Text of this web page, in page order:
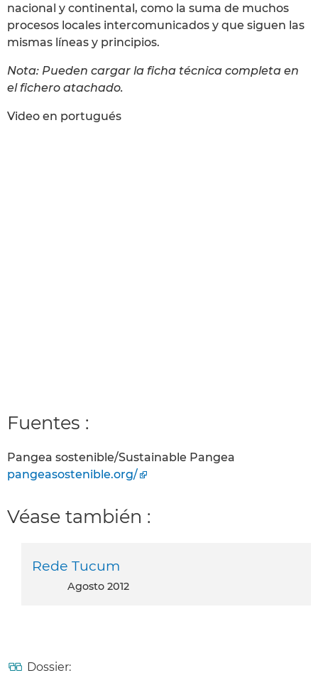
nacional y continental, como la suma de muchos
procesos locales intercomunicados y que siguen las
mismas líneas y principios.
Nota: Pueden cargar la ficha técnica completa en
el fichero atachado.
Video en portugués
Fuentes :
Pangea sostenible/Sustainable Pangea
pangeasostenible.org/
Véase también :
Rede Tucum
agosto 2012
Dossier: